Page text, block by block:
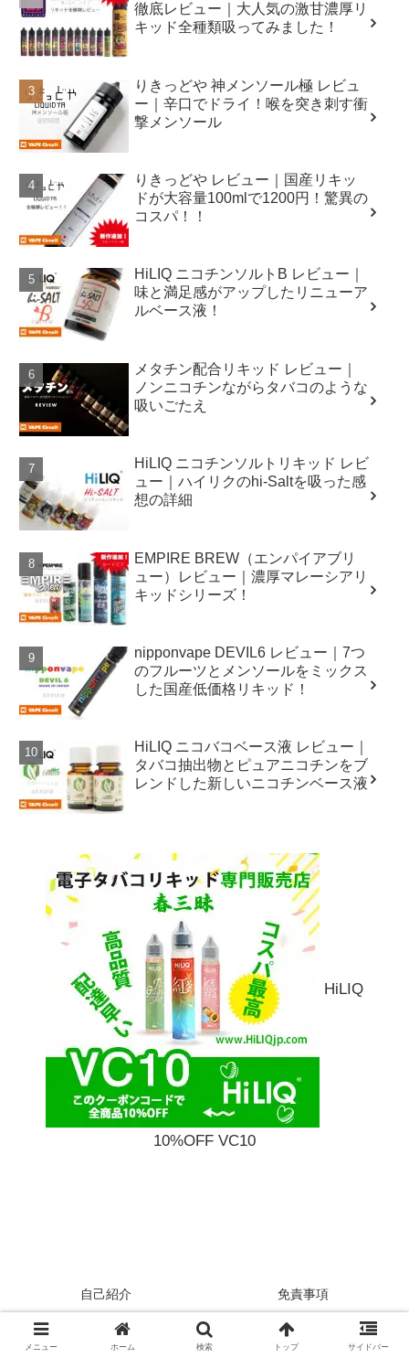
徹底レビュー｜大人気の激甘濃厚リ
キッド全種類吸ってみました！
りきっどや 神メンソール極 レビュ
ー｜辛口でドライ！喉を突き刺す衝
撃メンソール
りきっどや レビュー｜国産リキッ
ドが大容量100mlで1200円！驚異の
コスパ！！
HiLIQ ニコチンソルトB レビュー｜
味と満足感がアップしたリニューア
ルベース液！
メタチン配合リキッド レビュー｜
ノンニコチンながらタバコのような
吸いごたえ
HiLIQ ニコチンソルトリキッド レビ
ュー｜ハイリクのhi-Saltを吸った感
想の詳細
EMPIRE BREW（エンパイアブリ
ュー）レビュー｜濃厚マレーシアリ
キッドシリーズ！
nipponvape DEVIL6 レビュー｜7つ
のフルーツとメンソールをミックス
した国産低価格リキッド！
HiLIQ ニコバコベース液 レビュー｜
タバコ抽出物とピュアニコチンをブ
レンドした新しいニコチンベース液
HiLIQ
10%OFF VC10
自己紹介
免責事項
プライバシーポリシー
サイトマップ
お問い合わせ
メニュー ホーム 検索 トップ サイドバー